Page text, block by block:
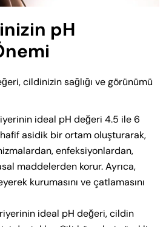
pH
cildinizin sağlığı ve görünümü
ideal pH değeri 4.5 ile 6
hafif asidik bir ortam oluşturarak,
enfeksiyonlardan,
maddelerden korur. Ayrıca,
kurumasını ve çatlamasını
ideal pH değeri, cildin